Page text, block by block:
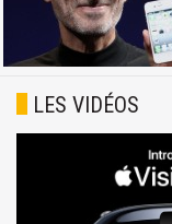
LES VIDÉOS